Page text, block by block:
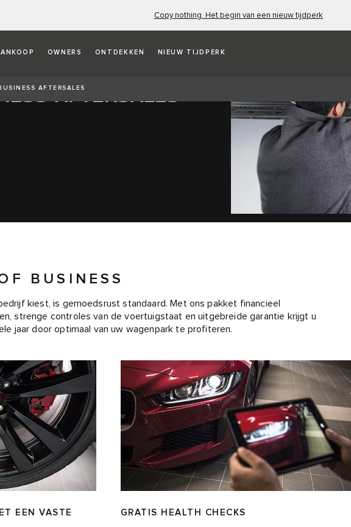
Copy nothing. Het begin van een nieuw tijdperk
OWNERS ONTDEKKEN NIEUW TIJDPERK
AFTERSALES
AFTERSALES
BUSINESS
kiest, is gemoedsrust standaard. Met ons pakket financieel
strenge controles van de voertuigstaat en uitgebreide garantie krijgt u
jaar door optimaal van uw wagenpark te profiteren.
EEN VASTE
GRATIS HEALTH CHECKS